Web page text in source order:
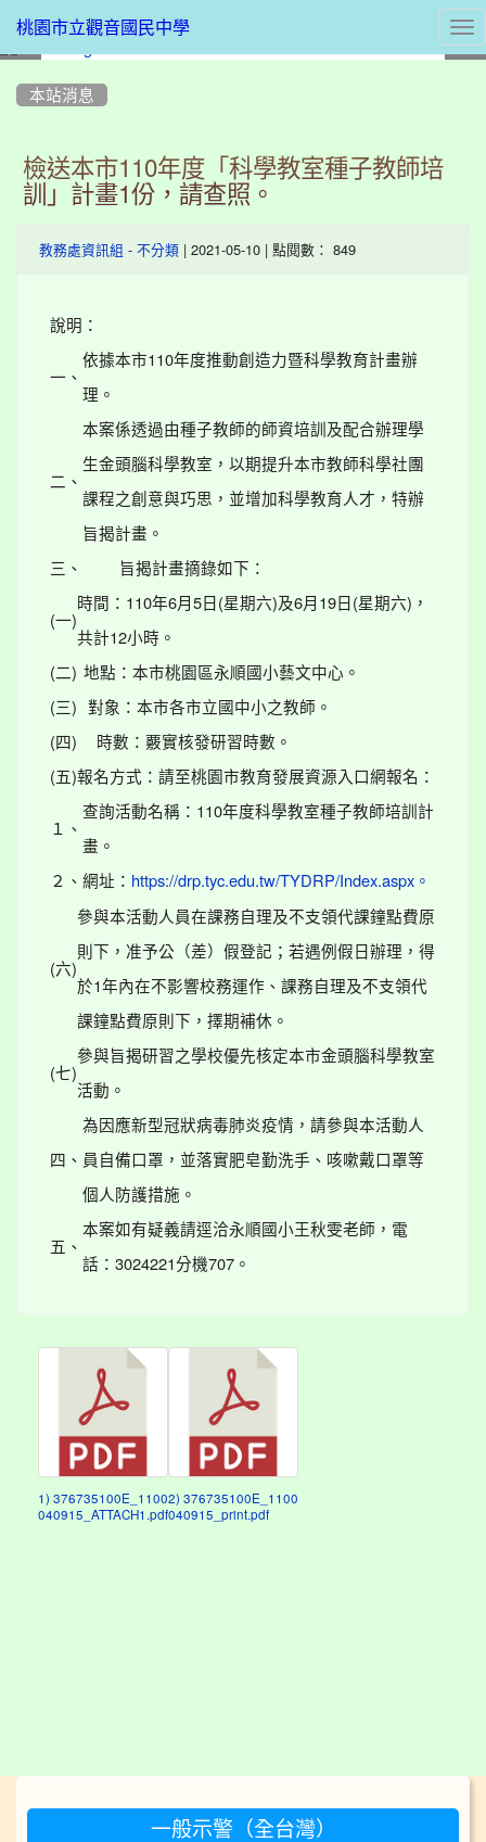
桃園市立觀音國民中學
本站消息
檢送本市110年度「科學教室種子教師培
訓」計畫1份，請查照。
教務處資訊組 - 不分類 | 2021-05-10 | 點閱數： 849
說明：
一、
依據本市110年度推動創造力暨科學教育計畫辦
理。
二、
本案係透過由種子教師的師資培訓及配合辦理學
生金頭腦科學教室，以期提升本市教師科學社團
課程之創意與巧思，並增加科學教育人才，特辦
旨揭計畫。
三、
旨揭計畫摘錄如下：
(一)
時間：110年6月5日(星期六)及6月19日(星期六)，
共計12小時。
(二) 地點：本市桃園區永順國小藝文中心。
(三) 對象：本市各市立國中小之教師。
(四)
時數：覈實核發研習時數。
(五)報名方式：請至桃園市教育發展資源入口網報名：
１、
查詢活動名稱：110年度科學教室種子教師培訓計
畫。
２、 網址： https://drp.tyc.edu.tw/TYDRP/Index.aspx。
(六)
參與本活動人員在課務自理及不支領代課鐘點費原
則下，准予公（差）假登記；若遇例假日辦理，得
於1年內在不影響校務運作、課務自理及不支領代
課鐘點費原則下，擇期補休。
(七)
參與旨揭研習之學校優先核定本市金頭腦科學教室
活動。
四、
為因應新型冠狀病毒肺炎疫情，請參與本活動人
員自備口罩，並落實肥皂勤洗手、咳嗽戴口罩等
個人防護措施。
五、
本案如有疑義請逕洽永順國小王秋雯老師，電
話：3024221分機707。
1) 376735100E_1100
040915_ATTACH1.pdf
2) 376735100E_1100
040915_print.pdf
一般示警（全台灣）